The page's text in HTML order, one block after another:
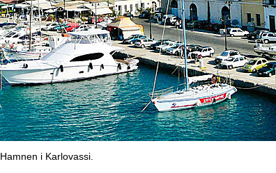
Hamnen i Karlovassi.